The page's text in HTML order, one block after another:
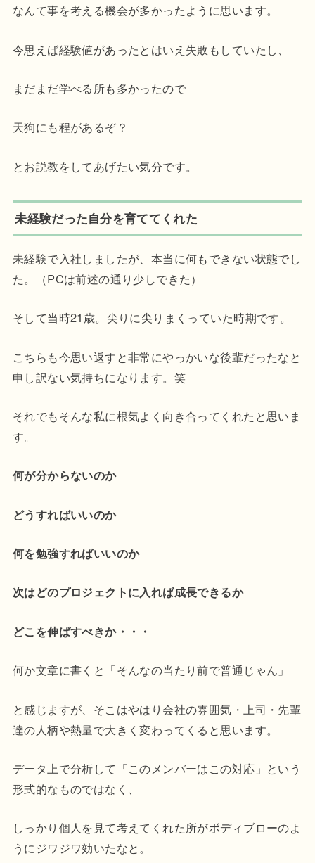
なんて事を考える機会が多かったように思います。
今思えば経験値があったとはいえ失敗もしていたし、
まだまだ学べる所も多かったので
天狗にも程があるぞ？
とお説教をしてあげたい気分です。
未経験だった自分を育ててくれた
未経験で入社しましたが、本当に何もできない状態でし
た。（PCは前述の通り少しできた）
そして当時21歳。尖りに尖りまくっていた時期です。
こちらも今思い返すと非常にやっかいな後輩だったなと
申し訳ない気持ちになります。笑
それでもそんな私に根気よく向き合ってくれたと思いま
す。
何が分からないのか
どうすればいいのか
何を勉強すればいいのか
次はどのプロジェクトに入れば成長できるか
どこを伸ばすべきか・・・
何か文章に書くと「そんなの当たり前で普通じゃん」
と感じますが、そこはやはり会社の雰囲気・上司・先輩
達の人柄や熱量で大きく変わってくると思います。
データ上で分析して「このメンバーはこの対応」という
形式的なものではなく、
しっかり個人を見て考えてくれた所がボディブローのよ
うにジワジワ効いたなと。